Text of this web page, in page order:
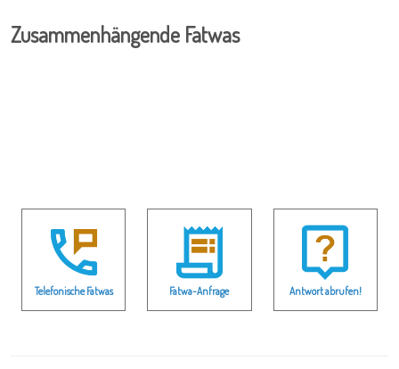
Zusammenhängende Fatwas
Telefonische Fatwas Fatwa-Anfrage Antwort abrufen!